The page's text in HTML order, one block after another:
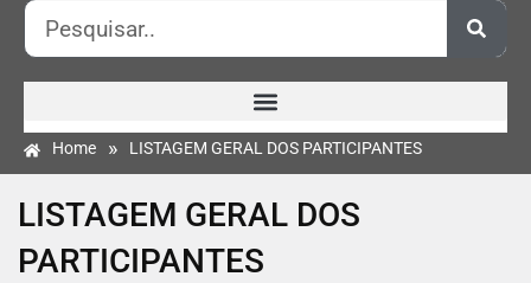
Home » LISTAGEM GERAL DOS PARTICIPANTES
LISTAGEM GERAL DOS
PARTICIPANTES